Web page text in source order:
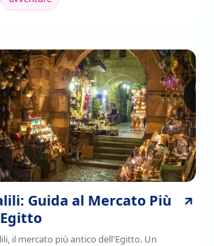
Guida al Mercato Più
il mercato più antico dell'Egitto. Un